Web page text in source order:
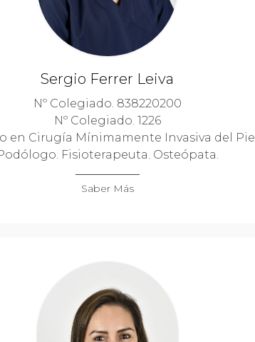
Sergio Ferrer Leiva
Nº Colegiado. 838220200
Nº Colegiado. 1226
en Cirugía Mínimamente Invasiva del Pie
Fisioterapeuta. Osteópata.
Saber Más